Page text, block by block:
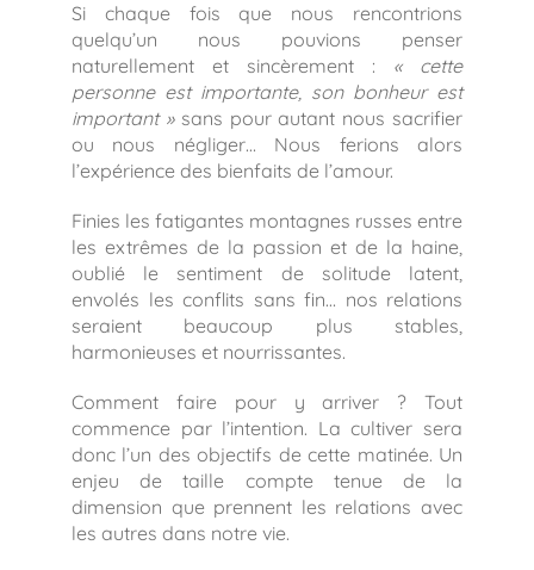
Si chaque fois que nous rencontrions
quelqu’un nous pouvions penser
naturellement et sincèrement : « cette
personne est importante, son bonheur est
important »sans pour autant nous sacrifier
ou nous négliger… Nous ferions alors
l’expérience des bienfaits de l’amour.
Finies les fatigantes montagnes russes entre
les extrêmes de la passion et de la haine,
oublié le sentiment de solitude latent,
envolés les conflits sans fin… nos relations
seraient beaucoup plus stables,
harmonieuses et nourrissantes.
Comment faire pour y arriver ? Tout
commence par l’intention. La cultiver sera
donc l’un des objectifs de cette matinée. Un
enjeu de taille compte tenue de la
dimension que prennent les relations avec
les autres dans notre vie.